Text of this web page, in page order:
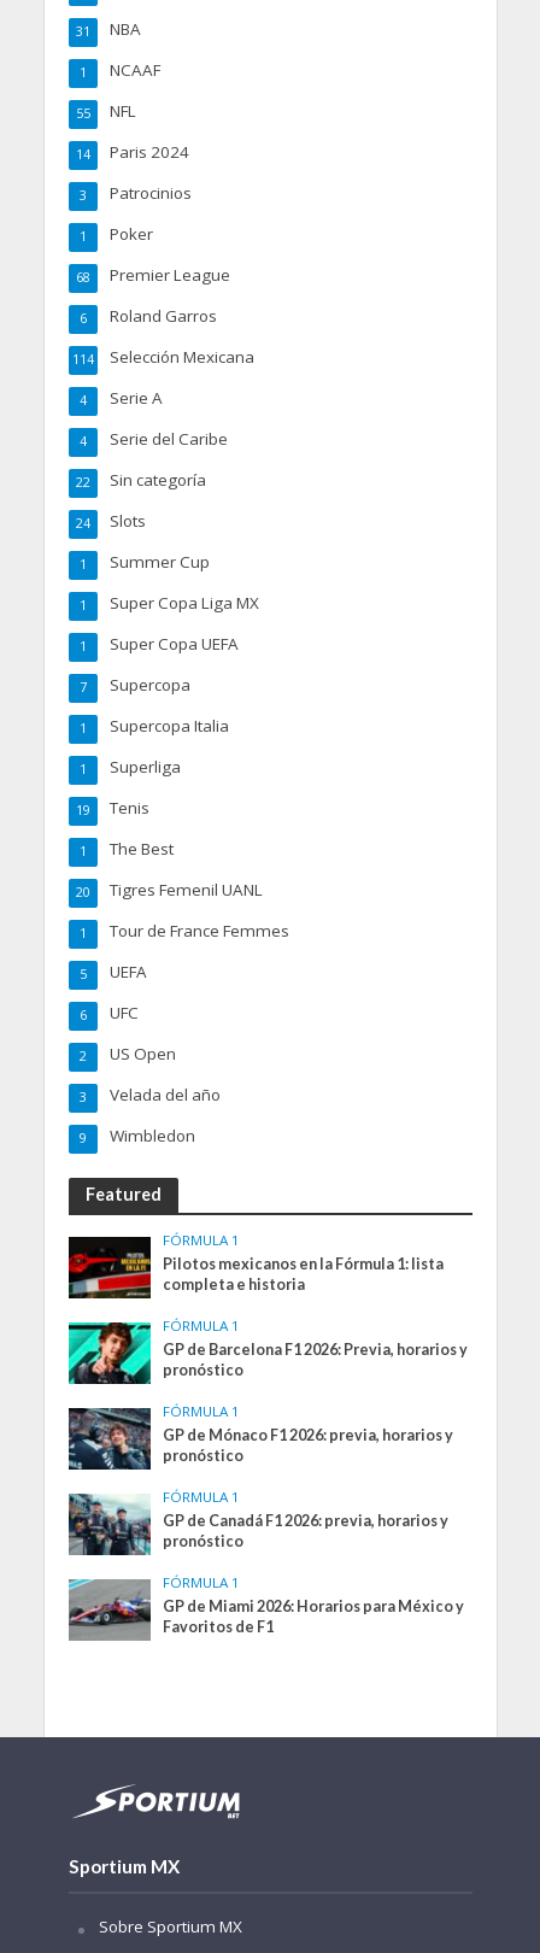
NBA
31
NCAAF
1
NFL
55
Paris 2024
14
Patrocinios
3
Poker
1
Premier League
68
Roland Garros
6
Selección Mexicana
114
Serie A
4
Serie del Caribe
4
Sin categoría
22
Slots
24
Summer Cup
1
Super Copa Liga MX
1
Super Copa UEFA
1
Supercopa
7
Supercopa Italia
1
Superliga
1
Tenis
19
The Best
1
Tigres Femenil UANL
20
Tour de France Femmes
1
UEFA
5
UFC
6
US Open
2
Velada del año
3
Wimbledon
9
Featured
FÓRMULA 1
Pilotos mexicanos en la Fórmula 1: lista
completa e historia
FÓRMULA 1
GP de Barcelona F1 2026: Previa, horarios y
pronóstico
FÓRMULA 1
GP de Mónaco F1 2026: previa, horarios y
pronóstico
FÓRMULA 1
GP de Canadá F1 2026: previa, horarios y
pronóstico
FÓRMULA 1
GP de Miami 2026: Horarios para México y
Favoritos de F1
Sportium MX
Sobre Sportium MX